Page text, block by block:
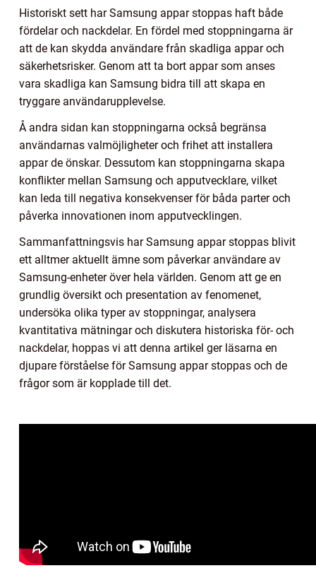
Historiskt sett har Samsung appar stoppas haft både
fördelar och nackdelar. En fördel med stoppningarna är
att de kan skydda användare från skadliga appar och
säkerhetsrisker. Genom att ta bort appar som anses
vara skadliga kan Samsung bidra till att skapa en
tryggare användarupplevelse.
Å andra sidan kan stoppningarna också begränsa
användarnas valmöjligheter och frihet att installera
appar de önskar. Dessutom kan stoppningarna skapa
konflikter mellan Samsung och apputvecklare, vilket
kan leda till negativa konsekvenser för båda parter och
påverka innovationen inom apputvecklingen.
Sammanfattningsvis har Samsung appar stoppas blivit
ett alltmer aktuellt ämne som påverkar användare av
Samsung-enheter över hela världen. Genom att ge en
grundlig översikt och presentation av fenomenet,
undersöka olika typer av stoppningar, analysera
kvantitativa mätningar och diskutera historiska för- och
nackdelar, hoppas vi att denna artikel ger läsarna en
djupare förståelse för Samsung appar stoppas och de
frågor som är kopplade till det.